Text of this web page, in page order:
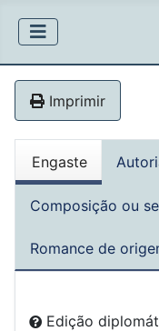
Imprimir
Engaste
Composição ou
Romance de
Edição